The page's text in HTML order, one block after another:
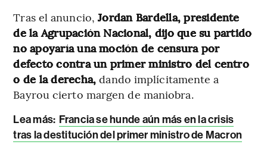
Tras el anuncio, Jordan Bardella, presidente
de la Agrupación Nacional, dijo que su partido
no apoyaría una moción de censura por
defecto contra un primer ministro del centro
o de la derecha, dando implícitamente a
Bayrou cierto margen de maniobra.
Lea más: Francia se hunde aún más en la crisis
tras la destitución del primer ministro de Macron